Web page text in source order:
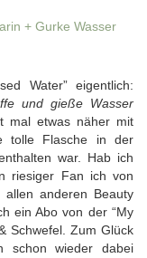
Water” eigentlich:
und gieße Wasser
mal etwas näher mit
tolle Flasche in der
war. Hab ich
riesiger Fan ich von
anderen Beauty
ein Abo von der “My
Schwefel. Zum Glück
schon wieder dabei